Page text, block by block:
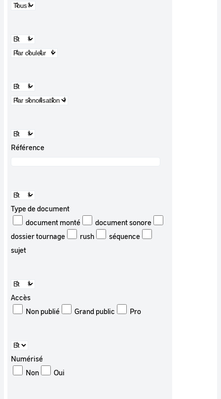
Référence
Type de document
document monté
document sonore
dossier tournage
rush
séquence
sujet
Accès
Non publié
Grand public Pro
Numérisé
Non
Oui